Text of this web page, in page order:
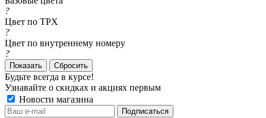
?
Цвет по TPX
?
Цвет по внутреннему номеру
?
Сбросить
Будьте всегда в курсе!
Узнавайте о скидках и акциях первым
Новости магазина